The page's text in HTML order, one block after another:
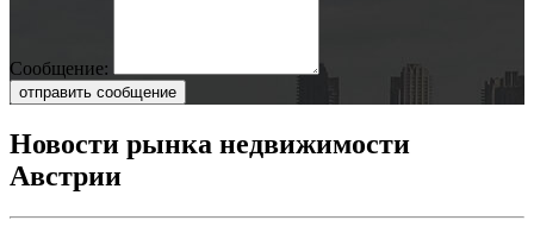
Сообщение:
отправить сообщение
Новости рынка недвижимости
Австрии